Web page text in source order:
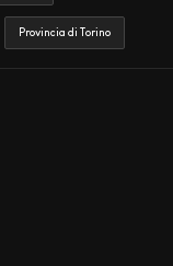
Provincia di Torino